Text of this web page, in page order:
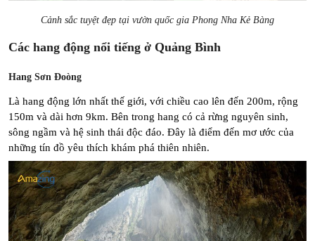
Cảnh sắc tuyệt đẹp tại vườn quốc gia Phong Nha Kẻ Bàng
Các hang động nổi tiếng ở Quảng Bình
Hang Sơn Đoòng
Là hang động lớn nhất thế giới, với chiều cao lên đến 200m, rộng
150m và dài hơn 9km. Bên trong hang có cả rừng nguyên sinh,
sông ngầm và hệ sinh thái độc đáo. Đây là điểm đến mơ ước của
những tín đồ yêu thích khám phá thiên nhiên.